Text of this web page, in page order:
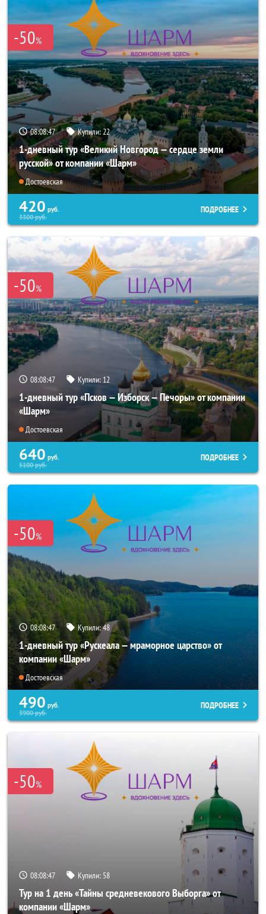
-50%
08:08:46 Купили: 22
1-дневный тур «Великий Новгород — сердце земли
русской» от компании «Шарм»
Достоевская
420 руб.
3300руб.
ПОДРОБНЕЕ
-50%
08:08:46 Купили: 12
1-дневный тур «Псков — Изборск — Печоры» от компании
«Шарм»
Достоевская
640 руб.
5100руб.
ПОДРОБНЕЕ
-50%
08:08:46 Купили:48
1-дневный тур «Рускеала — мраморное царство» от
компании «Шарм»
Достоевская
490 руб.
3900руб.
ПОДРОБНЕЕ
-50%
08:08:46 Купили: 58
Тур на 1 день «Тайны средневекового Выборга» от
компании «Шарм»